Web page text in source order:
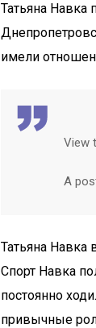
Татьяна Навка
имели
View
A
Татьяна Навка
Спорт Навка
постоянно
привычные